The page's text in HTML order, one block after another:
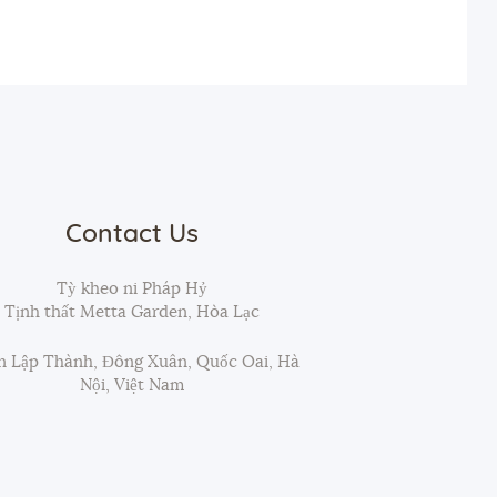
Contact Us
Tỳ kheo ni Pháp Hỷ
Tịnh thất Metta Garden, Hòa Lạc
Lập Thành, Đông Xuân, Quốc Oai, Hà
Nội, Việt Nam